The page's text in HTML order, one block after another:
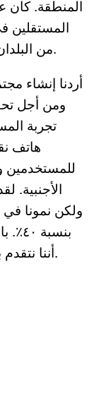
المنطقة. كان
المستقلين
من البلدان أن يتمكنوا من مشاركة موسيقاهم.
أردنا إنشاء
ومن أجل
هاتف
للمستخدمين
الأجنبية.
أننا نتقدم بشكل جيد مقارنة بالمنافسة الحالية.